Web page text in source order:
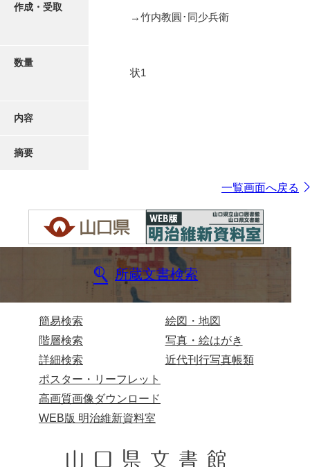
作成・受取
→竹内教圓･同少兵衛
数量
状1
内容
摘要
一覧画面へ戻る
所蔵文書検索
簡易検索
階層検索
詳細検索
絵図・地図
写真・絵はがき
近代刊行写真帳類
ポスター・リーフレット
高画質画像ダウンロード
WEB版 明治維新資料室